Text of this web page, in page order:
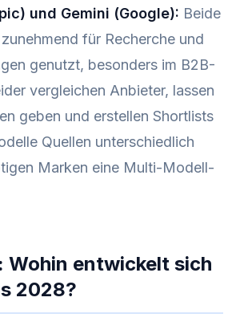
und Gemini (Google): Beide
für Recherche und
genutzt, besonders im B2B-
vergleichen Anbieter, lassen
geben und erstellen Shortlists
Quellen unterschiedlich
Marken eine Multi-Modell-
Wohin entwickelt sich
2028?